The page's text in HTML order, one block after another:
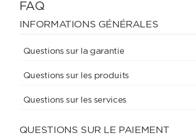
FAQ
INFORMATIONS GÉNÉRALES
Questions sur la garantie
Questions sur les produits
Questions sur les services
QUESTIONS SUR LE PAIEMENT